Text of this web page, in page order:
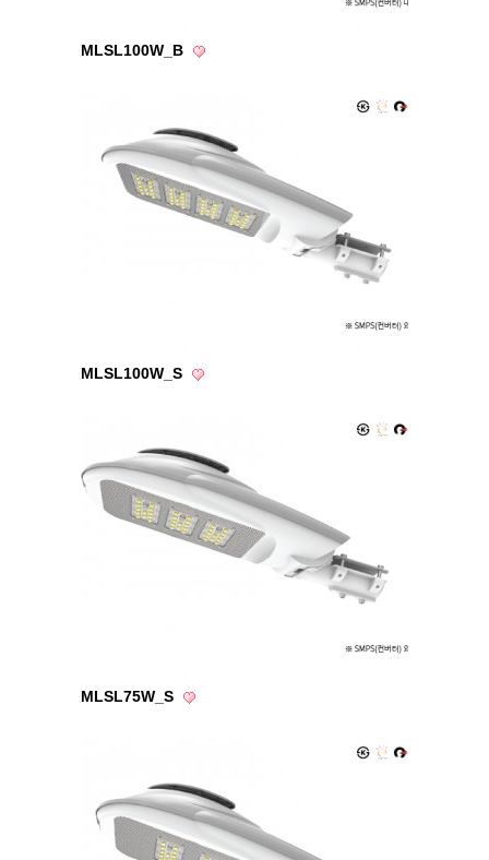
MLSL100W_B
MLSL100W_S
MLSL75W_S